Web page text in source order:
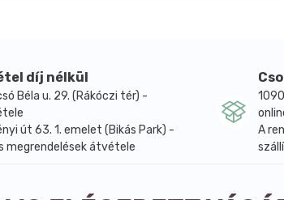
díj nélkül
Béla u. 29. (Rákóczi tér) -
út 63. 1. emelet (Bikás Park) -
megrendelések átvétele
A